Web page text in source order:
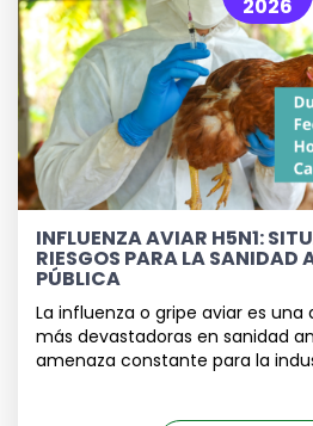
2026
INFLUENZA AVIAR H5N1:
RIESGOS PARA LA SANIDAD
PÚBLICA
La influenza o gripe aviar es
más devastadoras en sanidad
amenaza constante para la